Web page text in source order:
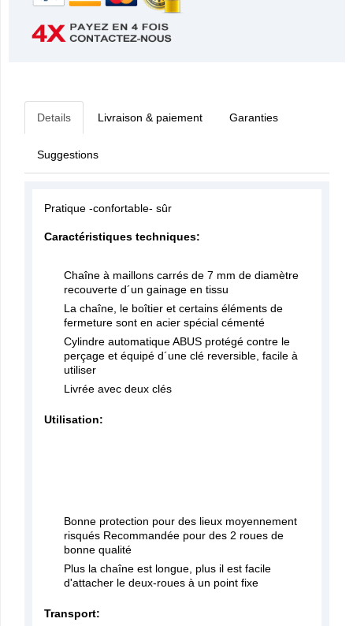
Details Livraison & paiement Garanties
Suggestions
Pratique -confortable- sûr
Caractéristiques techniques:
Chaîne à maillons carrés de 7 mm de diamètre
recouverte d´un gainage en tissu
La chaîne, le boîtier et certains éléments de
fermeture sont en acier spécial cémenté
Cylindre automatique ABUS protégé contre le
perçage et équipé d´une clé reversible, facile à
utiliser
Livrée avec deux clés
Utilisation:
Bonne protection pour des lieux moyennement
risqués Recommandée pour des 2 roues de
bonne qualité
Plus la chaîne est longue, plus il est facile
d'attacher le deux-roues à un point fixe
Transport: